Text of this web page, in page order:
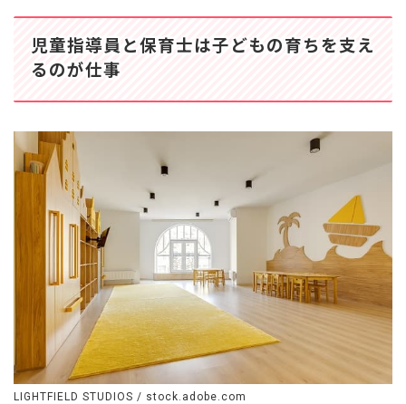
も少なめなので、自分の
時間を大切にしながら働
けます◎ 産休育休の実
績もあり、ライフステー
ジの変化にも柔軟に対
ャリア形成がしやすい環
境です♪ 昇給昇進の道
も開かれているので、あ
なたの頑張りや成長をし
っかり評価します。
年休120日でしっかり
さらに詳しい
求人情報へ
登録・相談無料
希望に合う求人の
紹介を受ける
も
き
間
ー
視
場
す！
児童指導員と保育士は子どもの育ちを支え
るのが仕事
LIGHTFIELD STUDIOS / stock.adobe.com